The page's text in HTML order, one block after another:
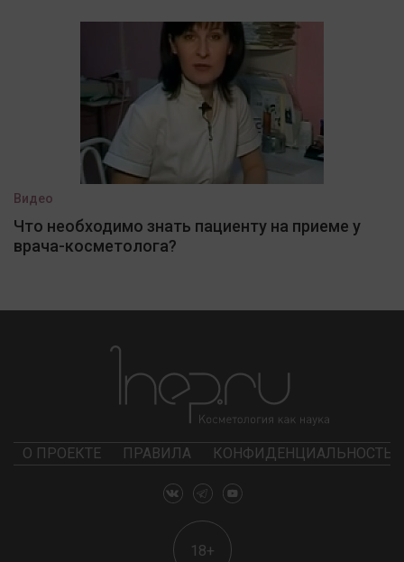
Видео
Что необходимо знать пациенту на приеме у
врача-косметолога?
О ПРОЕКТЕ ПРАВИЛА КОНФИДЕНЦИАЛЬНОСТЬ
18+